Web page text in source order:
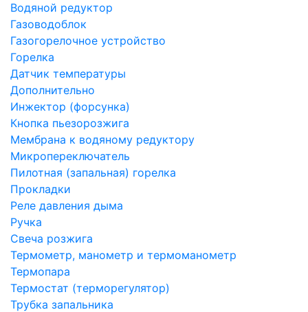
Водяной редуктор
Газоводоблок
Газогорелочное устройство
Горелка
Датчик температуры
Дополнительно
Инжектор (форсунка)
Кнопка пьезорозжига
Мембрана к водяному редуктору
Микропереключатель
Пилотная (запальная) горелка
Прокладки
Реле давления дыма
Ручка
Свеча розжига
Термометр, манометр и термоманометр
Термопара
Термостат (терморегулятор)
Трубка запальника